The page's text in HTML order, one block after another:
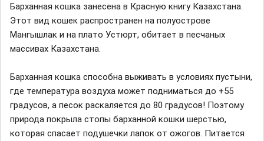
Барханная кошка занесена в Красную книгу Казахстана.
Этот вид кошек распространен на полуострове
Мангышлак и на плато Устюрт, обитает в песчаных
массивах Казахстана.
Барханная кошка способна выживать в условиях пустыни,
где температура воздуха может подниматься до +55
градусов, а песок раскаляется до 80 градусов! Поэтому
природа покрыла стопы барханной кошки шерстью,
которая спасает подушечки лапок от ожогов. Питается